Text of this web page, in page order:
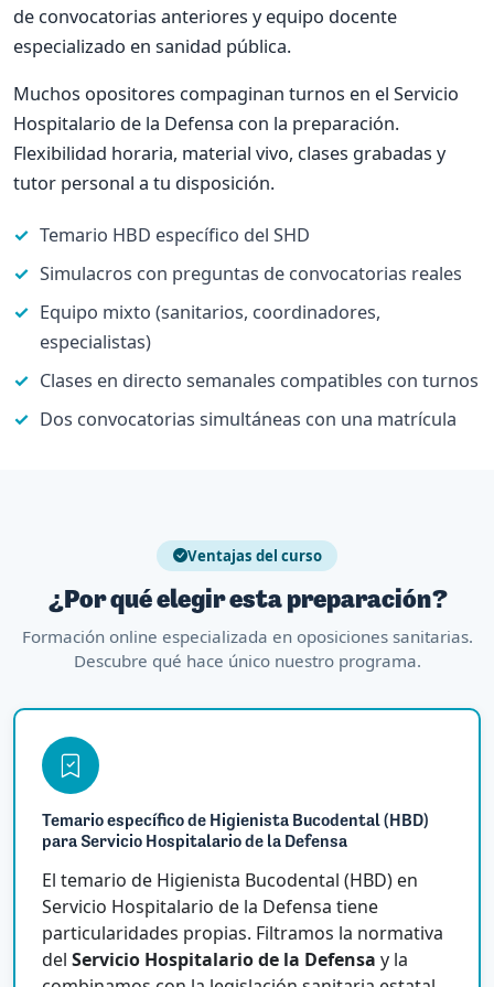
de convocatorias anteriores y equipo docente
especializado en sanidad pública.
Muchos opositores compaginan turnos en el Servicio
Hospitalario de la Defensa con la preparación.
Flexibilidad horaria, material vivo, clases grabadas y
tutor personal a tu disposición.
Temario HBD específico del SHD
Simulacros con preguntas de convocatorias reales
Equipo mixto (sanitarios, coordinadores,
especialistas)
Clases en directo semanales compatibles con turnos
Dos convocatorias simultáneas con una matrícula
Ventajas del curso
¿Por qué elegir esta preparación?
Formación online especializada en oposiciones sanitarias.
Descubre qué hace único nuestro programa.
Temario específico de Higienista Bucodental (HBD)
para Servicio Hospitalario de la Defensa
El temario de Higienista Bucodental (HBD) en
Servicio Hospitalario de la Defensa tiene
particularidades propias. Filtramos la normativa
del Servicio Hospitalario de la Defensa y la